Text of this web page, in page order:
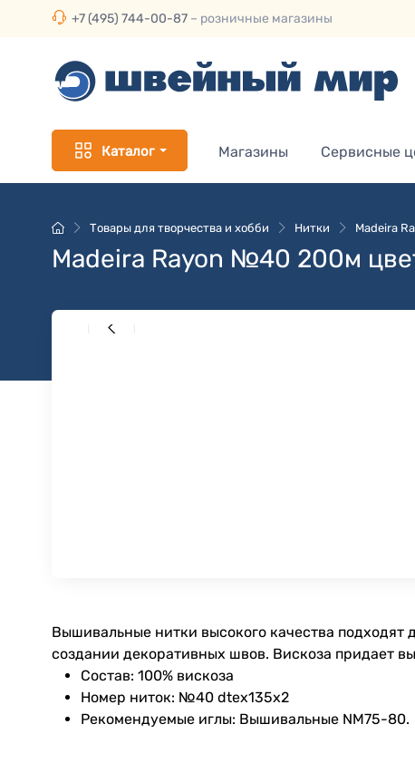
+7 (495) 744-00-87 – розничные магазины
Каталог Магазины Сервисные
Товары для творчества и хобби Нитки Madeira
Madeira Rayon №40 200м
Вышивальные нитки высокого качества
создании декоративных швов. Вискоза придает
Состав: 100% вискоза
Номер ниток: №40 dtex135x2
Рекомендуемые иглы: Вышивальные NM75-80.